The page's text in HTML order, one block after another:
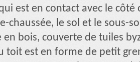
est en contact avec le
chaussée, le sol et le sous-
bois, couverte de tuiles
toit est en forme de petit